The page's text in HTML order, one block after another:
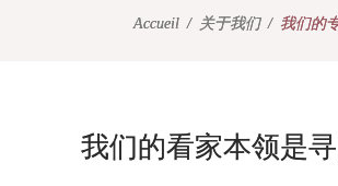
Accueil 关于我们 我们的
我们的看家本领是